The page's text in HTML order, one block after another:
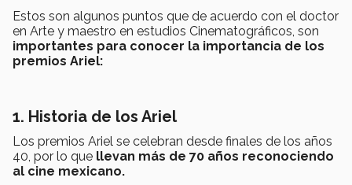
Estos son algunos puntos que de acuerdo con el doctor
en Arte y maestro en estudios Cinematográficos, son
importantes para conocer la importancia de los
premios Ariel:
1. Historia de los Ariel
Los premios Ariel se celebran desde finales de los años
40, por lo que llevan más de 70 años reconociendo
al cine mexicano.